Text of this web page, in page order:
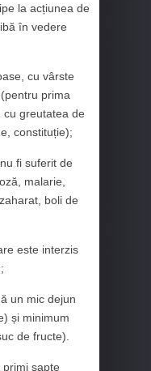
la acțiunea de
în vedere
cu vârste
prima
greutatea de
constituție);
fi suferit de
malarie,
boli de
este interzis
un mic dejun
și minimum
de fructe).
șapte